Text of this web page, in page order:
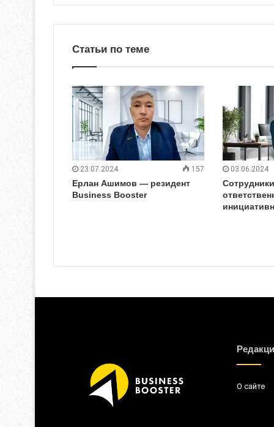
Статьи по теме
23.07.2024 157
Ерлан Ашимов — резидент
Business Booster
03.06.2024
О сайте